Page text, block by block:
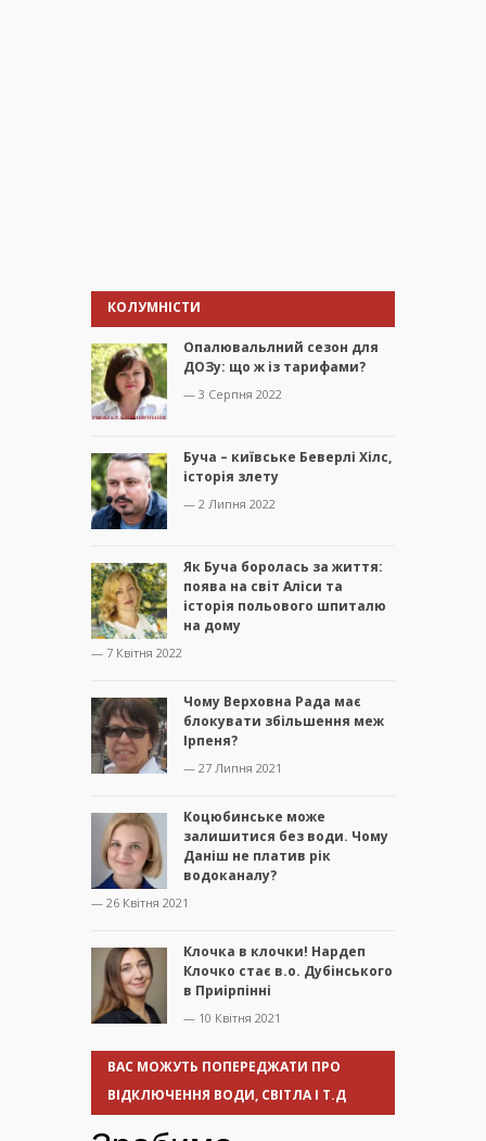
КОЛУМНІСТИ
Опалювальлний сезон для
ДОЗу: що ж із тарифами?
— 3 Серпня 2022
Буча – київське Беверлі Хілс,
історія злету
— 2 Липня 2022
Як Буча боролась за життя:
поява на світ Аліси та
історія польового шпиталю
на дому
— 7 Квітня 2022
Чому Верховна Рада має
блокувати збільшення меж
Ірпеня?
— 27 Липня 2021
Коцюбинське може
залишитися без води. Чому
Даніш не платив рік
водоканалу?
— 26 Квітня 2021
Клочка в клочки! Нардеп
Клочко стає в.о. Дубінського
в Приірпінні
— 10 Квітня 2021
ВАС МОЖУТЬ ПОПЕРЕДЖАТИ ПРО
ВІДКЛЮЧЕННЯ ВОДИ, СВІТЛА І Т.Д